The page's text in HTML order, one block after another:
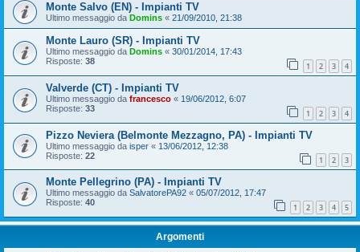
Monte Salvo (EN) - Impianti TV
Ultimo messaggio da Domins « 21/09/2010, 21:38
Monte Lauro (SR) - Impianti TV
Ultimo messaggio da Domins « 30/01/2014, 17:43
Risposte: 38 1 2 3 4
Valverde (CT) - Impianti TV
Ultimo messaggio da francesco « 19/06/2012, 6:07
Risposte: 33 1 2 3 4
Pizzo Neviera (Belmonte Mezzagno, PA) - Impianti TV
Ultimo messaggio da isper « 13/06/2012, 12:38
Risposte: 22 1 2 3
Monte Pellegrino (PA) - Impianti TV
Ultimo messaggio da SalvatorePA92 « 05/07/2012, 17:47
Risposte: 40 1 2 3 4 5
Argomenti